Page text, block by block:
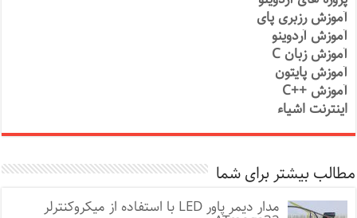
آموزش رزبری پای
آموزش آردوینو
آموزش زبان C
آموزش پایتون
آموزش ++C
اینترنت اشیاء
مطالب بیشتر برای شما
مدار دیمر پاور LED با استفاده از میکروکنترلر